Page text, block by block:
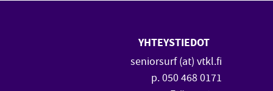
YHTEYSTIEDOT
seniorsurf (at) vtkl.fi
p. 050 468 0171